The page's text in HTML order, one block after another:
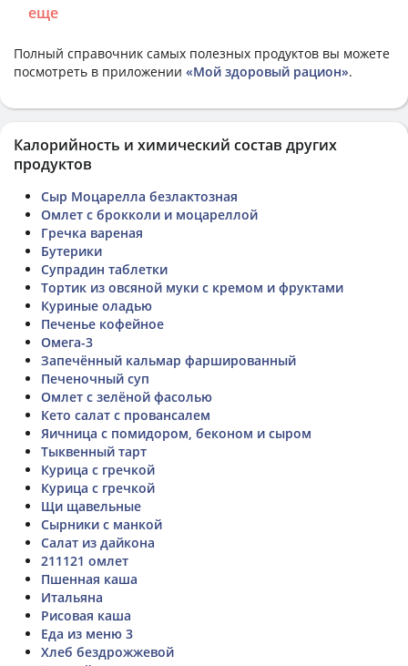
еще
Полный справочник самых полезных продуктов вы можете
посмотреть в приложении «Мой здоровый рацион».
Калорийность и химический состав других
продуктов
Сыр Моцарелла безлактозная
Омлет с брокколи и моцареллой
Гречка вареная
Бутерики
Супрадин таблетки
Тортик из овсяной муки с кремом и фруктами
Куриные оладью
Печенье кофейное
Омега-3
Запечённый кальмар фаршированный
Печеночный суп
Омлет с зелёной фасолью
Кето салат с провансалем
Яичница с помидором, беконом и сыром
Тыквенный тарт
Курица с гречкой
Курица с гречкой
Щи щавельные
Сырники с манкой
Салат из дайкона
211121 омлет
Пшенная каша
Итальяна
Рисовая каша
Еда из меню 3
Хлеб бездрожжевой